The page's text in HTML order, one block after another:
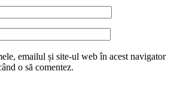
emailul și site-ul web în acest navigator
o să comentez.